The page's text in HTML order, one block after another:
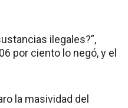
ilegales?”,
por ciento lo negó, y el
la masividad del